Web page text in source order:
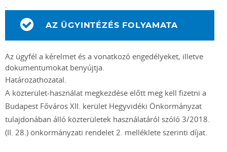
.
AZ ÜGYINTÉZÉS FOLYAMATA
Az ügyfél a kérelmet és a vonatkozó engedélyeket, illetve
dokumentumokat benyújtja. ​
Határozathozatal.
A közterület-használat megkezdése előtt meg kell fizetni a
Budapest Főváros XII. kerület Hegyvidéki Önkormányzat
tulajdonában álló közterületek használatáról szóló 3/2018.
(II. 28.) önkormányzati rendelet 2. melléklete szerinti díjat.